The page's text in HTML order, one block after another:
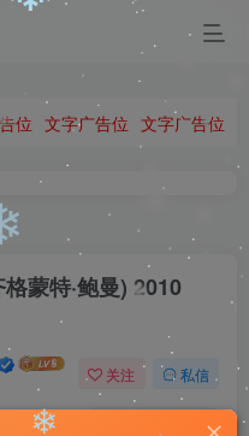
位 文字广告位 文字广告位
蒙特·鲍曼) 2010
关注 私信